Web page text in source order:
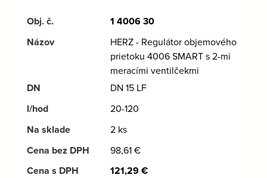
1 4006 30
HERZ - Regulátor objemového
prietoku 4006 SMART s 2-mi
meracími ventilčekmi
DN 15 LF
20-120
2 ks
98,61€
121,29€